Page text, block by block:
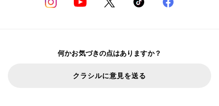
何かお気づきの点はありますか？
クラシルに意見を送る